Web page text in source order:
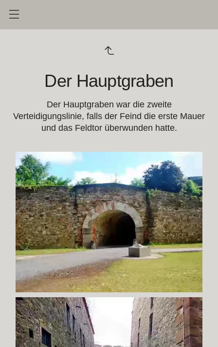
Der Hauptgraben
Der Hauptgraben war die zweite
Verteidigungslinie, falls der Feind die erste Mauer
und das Feldtor überwunden hatte.